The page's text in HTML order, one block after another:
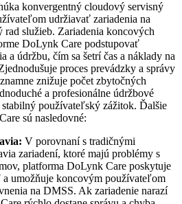
konvergentný cloudový servisný
udržiavať zariadenia na
rad služieb. Zariadenia koncových
DoLynk Care podstupovať
a údržbu, čím sa šetrí čas a náklady na
proces prevádzky a správy
znižuje počet zbytočných
a profesionálne údržbové
používateľský zážitok. Ďalšie
sú nasledovné:
V porovnaní s tradičnými
zariadení, ktoré majú problémy s
platforma DoLynk Care poskytuje
umožňuje koncovým používateľom
na DMSS. Ak zariadenie narazí